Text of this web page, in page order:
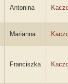
Antonina
Marianna
Franciszka